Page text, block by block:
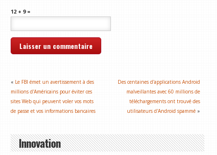
12 + 9 =
« Le FBI émet un avertissement à des
millions d'Américains pour éviter ces
sites Web qui peuvent voler vos mots
de passe et vos informations bancaires
Des centaines d'applications Android
malveillantes avec 60 millions de
téléchargements ont trouvé des
utilisateurs d'Android spammé »
Innovation